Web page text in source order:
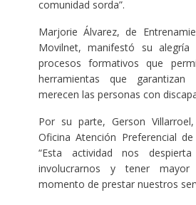
comunidad sorda”.
Marjorie Álvarez, de
Movilnet, manifestó su
procesos formativos que
herramientas que
merecen las personas con
Por su parte, Gerson
Oficina Atención Preferencial
“Esta actividad nos
involucrarnos y tener mayor
momento de prestar nuestros